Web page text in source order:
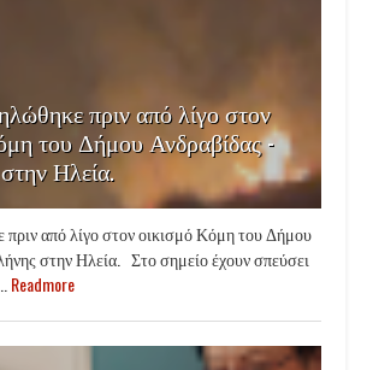
πριν από λίγο στον
του Δήμου Ανδραβίδας -
Ηλεία.
από λίγο στον οικισμό Κόμη του Δήμου
στην Ηλεία. Στο σημείο έχουν σπεύσει
Readmore